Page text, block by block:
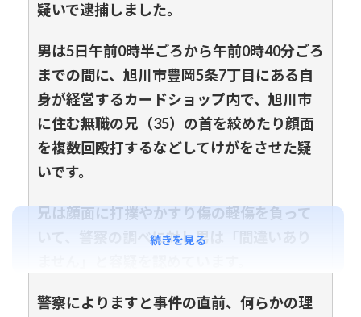
疑いで逮捕しました。
男は5日午前0時半ごろから午前0時40分ごろ
までの間に、旭川市豊岡5条7丁目にある自
身が経営するカードショップ内で、旭川市
に住む無職の兄（35）の首を絞めたり顔面
を複数回殴打するなどしてけがをさせた疑
いです。
兄は顔面に打撲やかすり傷の軽傷を負って
いて、警察の調べに対し男は「間違いあり
警察によりますと事件の直前、何らかの理
続きを見る